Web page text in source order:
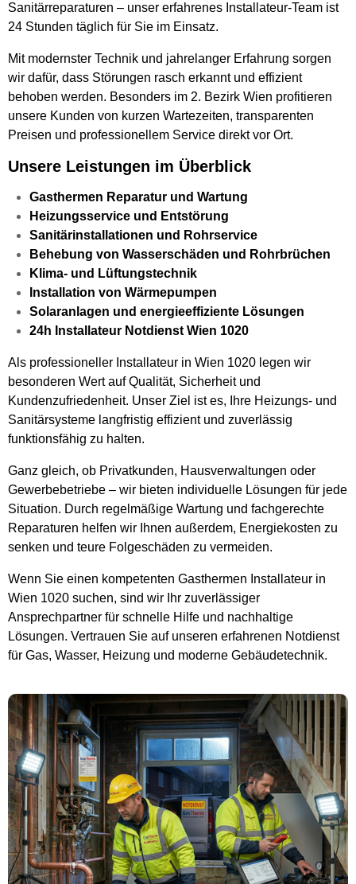
Sanitärreparaturen – unser erfahrenes Installateur-Team ist
24 Stunden täglich für Sie im Einsatz.
Mit modernster Technik und jahrelanger Erfahrung sorgen
wir dafür, dass Störungen rasch erkannt und effizient
behoben werden. Besonders im 2. Bezirk Wien profitieren
unsere Kunden von kurzen Wartezeiten, transparenten
Preisen und professionellem Service direkt vor Ort.
Unsere Leistungen im Überblick
Gasthermen Reparatur und Wartung
Heizungsservice und Entstörung
Sanitärinstallationen und Rohrservice
Behebung von Wasserschäden und Rohrbrüchen
Klima- und Lüftungstechnik
Installation von Wärmepumpen
Solaranlagen und energieeffiziente Lösungen
24h Installateur Notdienst Wien 1020
Als professioneller Installateur in Wien 1020 legen wir
besonderen Wert auf Qualität, Sicherheit und
Kundenzufriedenheit. Unser Ziel ist es, Ihre Heizungs- und
Sanitärsysteme langfristig effizient und zuverlässig
funktionsfähig zu halten.
Ganz gleich, ob Privatkunden, Hausverwaltungen oder
Gewerbebetriebe – wir bieten individuelle Lösungen für jede
Situation. Durch regelmäßige Wartung und fachgerechte
Reparaturen helfen wir Ihnen außerdem, Energiekosten zu
senken und teure Folgeschäden zu vermeiden.
Wenn Sie einen kompetenten Gasthermen Installateur in
Wien 1020 suchen, sind wir Ihr zuverlässiger
Ansprechpartner für schnelle Hilfe und nachhaltige
Lösungen. Vertrauen Sie auf unseren erfahrenen Notdienst
für Gas, Wasser, Heizung und moderne Gebäudetechnik.